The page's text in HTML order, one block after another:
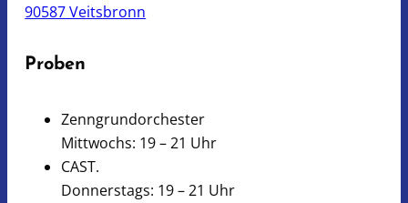
90587 Veitsbronn
Proben
Zenngrundorchester
Mittwochs: 19 – 21 Uhr
CAST.
Donnerstags: 19 – 21 Uhr